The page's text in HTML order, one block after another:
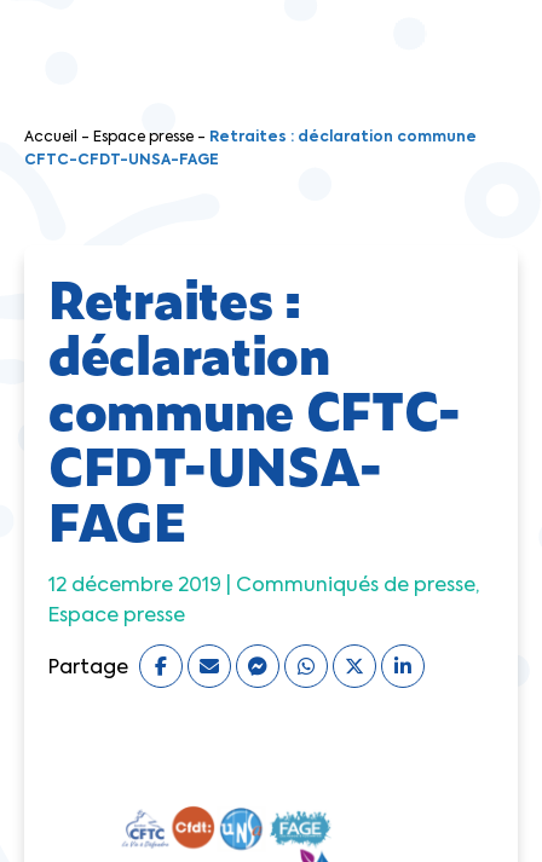
Accueil - Espace presse - Retraites : déclaration commune
CFTC-CFDT-UNSA-FAGE
Retraites :
déclaration
commune CFTC-
CFDT-UNSA-
FAGE
12 décembre 2019 | Communiqués de presse
Espace presse
Partage